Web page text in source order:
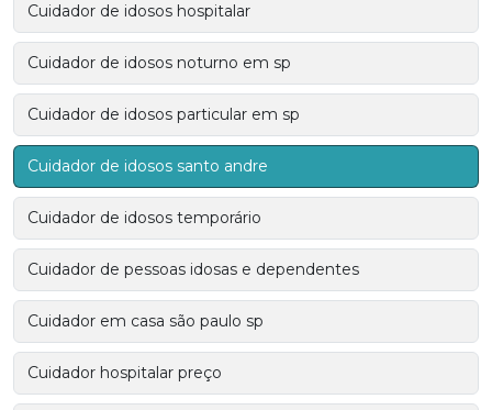
Cuidador de idosos hospitalar
Cuidador de idosos noturno em sp
Cuidador de idosos particular em sp
Cuidador de idosos santo andre
Cuidador de idosos temporário
Cuidador de pessoas idosas e dependentes
Cuidador em casa são paulo sp
Cuidador hospitalar preço